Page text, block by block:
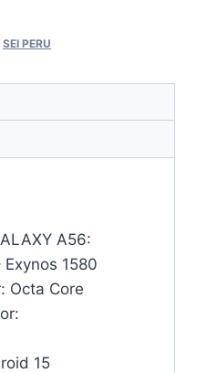
SEI PERU
A56:
1580
Octa Core
15